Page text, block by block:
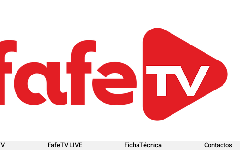
FafeTV LIVE FichaTécnica Contactos